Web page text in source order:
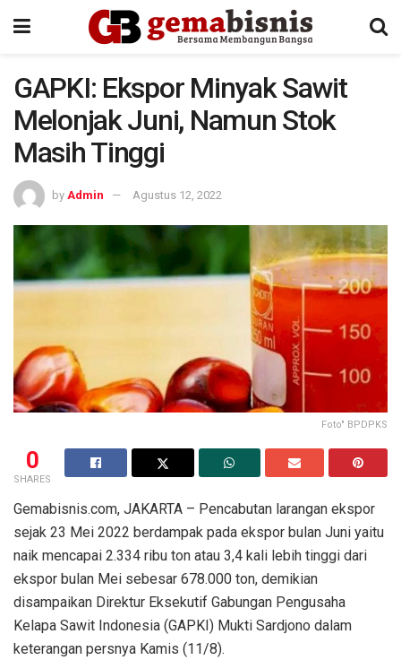
GAPKI: Ekspor Minyak Sawit
Melonjak Juni, Namun Stok
Masih Tinggi
by Admin Agustus 12, 2022
Foto" BPDPKS
0
SHARES
Gemabisnis.com, JAKARTA – Pencabutan larangan ekspor
sejak 23 Mei 2022 berdampak pada ekspor bulan Juni yaitu
naik mencapai 2.334 ribu ton atau 3,4 kali lebih tinggi dari
ekspor bulan Mei sebesar 678.000 ton, demikian
disampaikan Direktur Eksekutif Gabungan Pengusaha
Kelapa Sawit Indonesia (GAPKI) Mukti Sardjono dalam
keterangan persnya Kamis (11/8).